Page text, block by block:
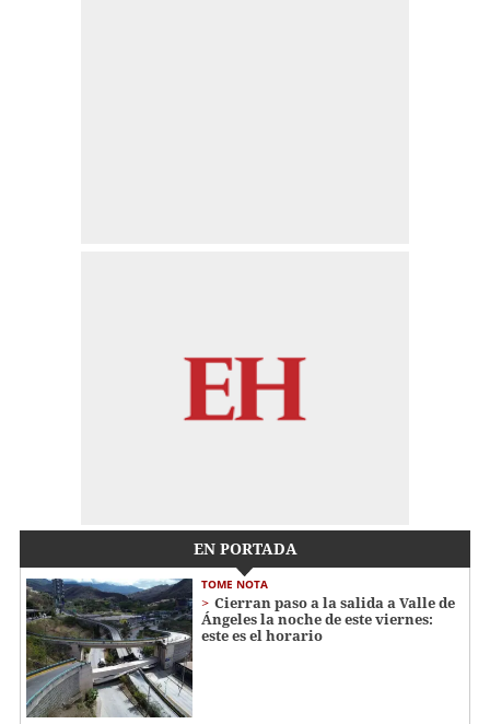
EN PORTADA
TOME NOTA
Cierran paso a la salida a Valle de
Ángeles la noche de este viernes:
este es el horario